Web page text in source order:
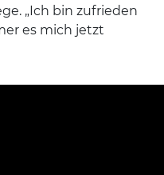
„Ich bin zufrieden
es mich jetzt